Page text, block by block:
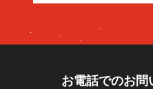
お電話でのお問